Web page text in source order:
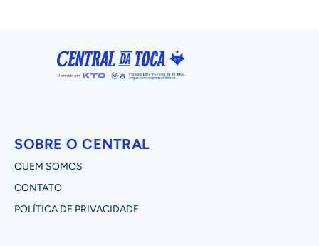
SOBRE O CENTRAL
QUEM SOMOS
CONTATO
POLÍTICA DE PRIVACIDADE